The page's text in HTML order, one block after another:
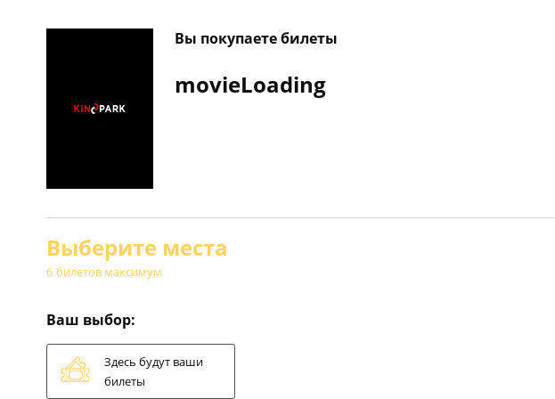
Вы покупаете билеты
movieLoading
Выберите места
билетов максимум
6
Ваш выбор:
Здесь будут ваши
билеты